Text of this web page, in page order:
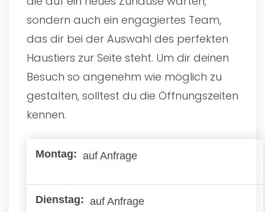
sondern auch ein engagiertes Team,
das dir bei der Auswahl des perfekten
Haustiers zur Seite steht. Um dir deinen
Besuch so angenehm wie möglich zu
gestalten, solltest du die Öffnungszeiten
kennen.
auf Anfrage
auf Anfrage